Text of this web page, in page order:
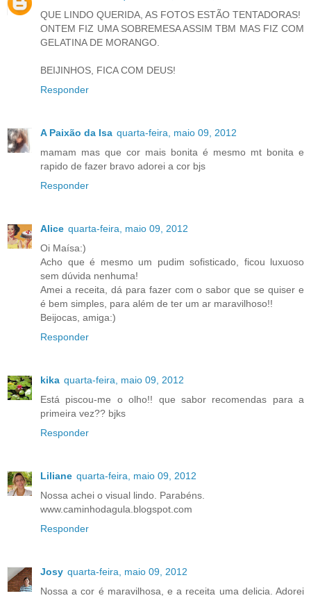
QUE LINDO QUERIDA, AS FOTOS ESTÃO TENTADORAS!
ONTEM FIZ UMA SOBREMESA ASSIM TBM MAS FIZ COM
GELATINA DE MORANGO.
BEIJINHOS, FICA COM DEUS!
Responder
A Paixão da Isa quarta-feira, maio 09, 2012
mamam mas que cor mais bonita é mesmo mt bonita e
rapido de fazer bravo adorei a cor bjs
Responder
Alice quarta-feira, maio 09, 2012
Oi Maísa:)
Acho que é mesmo um pudim sofisticado, ficou luxuoso
sem dúvida nenhuma!
Amei a receita, dá para fazer com o sabor que se quiser e
é bem simples, para além de ter um ar maravilhoso!!
Beijocas, amiga:)
Responder
kika quarta-feira, maio 09, 2012
Está piscou-me o olho!! que sabor recomendas para a
primeira vez?? bjks
Responder
Liliane quarta-feira, maio 09, 2012
Nossa achei o visual lindo. Parabéns.
www.caminhodagula.blogspot.com
Responder
Josy quarta-feira, maio 09, 2012
Nossa a cor é maravilhosa, e a receita uma delicia. Adorei